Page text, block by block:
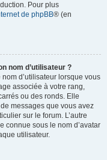
Pour plus
de phpBB® (en
nom d’utilisateur ?
d’utilisateur lorsque vous
associée à votre rang,
ou des ronds. Elle
messages que vous avez
sur le forum. L’autre
connue sous le nom d’avatar
utilisateur.